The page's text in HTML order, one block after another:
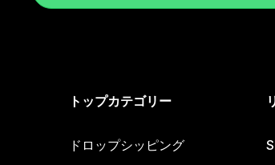
トップカテゴリー
ドロップシッピング